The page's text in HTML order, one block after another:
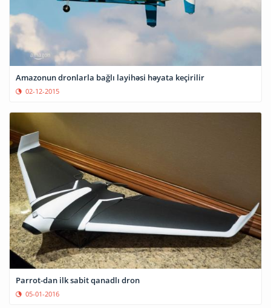
Amazonun dronlarla bağlı layihəsi həyata keçirilir
02-12-2015
Parrot-dan ilk sabit qanadlı dron
05-01-2016